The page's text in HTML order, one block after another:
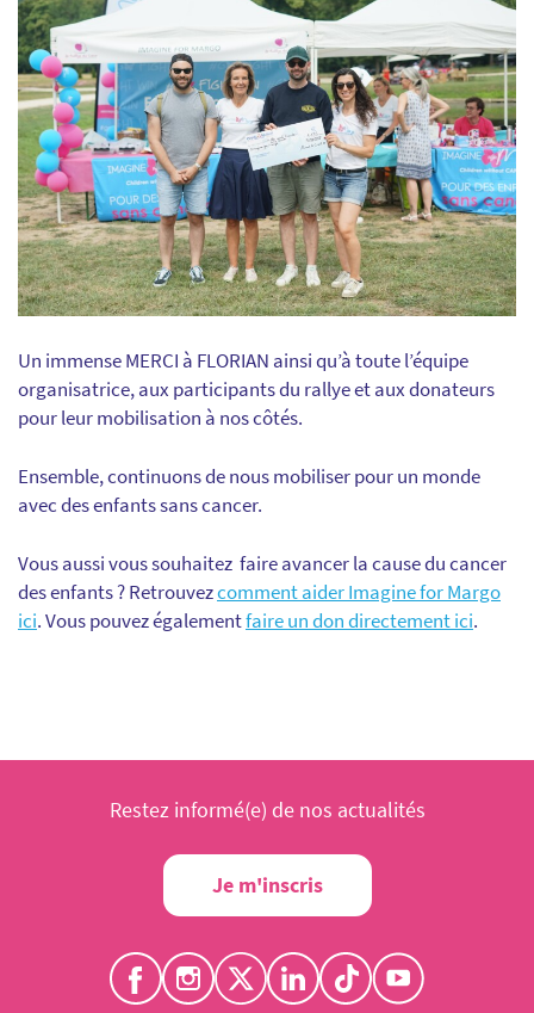
Un immense MERCI à FLORIAN ainsi qu’à toute l’équipe
organisatrice, aux participants du rallye et aux donateurs
pour leur mobilisation à nos côtés.
Ensemble, continuons de nous mobiliser pour un monde
avec des enfants sans cancer.
Vous aussi vous souhaitez faire avancer la cause du cancer
des enfants ? Retrouvezcomment aider Imagine for Margo
ici. Vous pouvez égalementfaire un don directement ici.
Restez informé(e) de nos actualités
Je m'inscris